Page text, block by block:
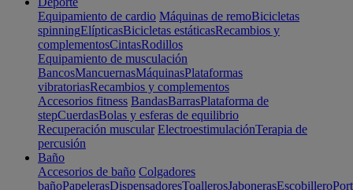
Equipamiento de cardio Máquinas de remoBicicletas
spinningElípticasBicicletas estáticasRecambios y
complementosCintasRodillos
Equipamiento de musculación
BancosMancuernasMáquinasPlataformas
vibratoriasRecambios y complementos
Accesorios fitness BandasBarrasPlataforma de
stepCuerdasBolas y esferas de equilibrio
Recuperación muscular ElectroestimulaciónTerapia de
percusión
Baño
Accesorios de baño Colgadores
bañoPapelerasDispensadoresToallerosJabonerasEscobillero